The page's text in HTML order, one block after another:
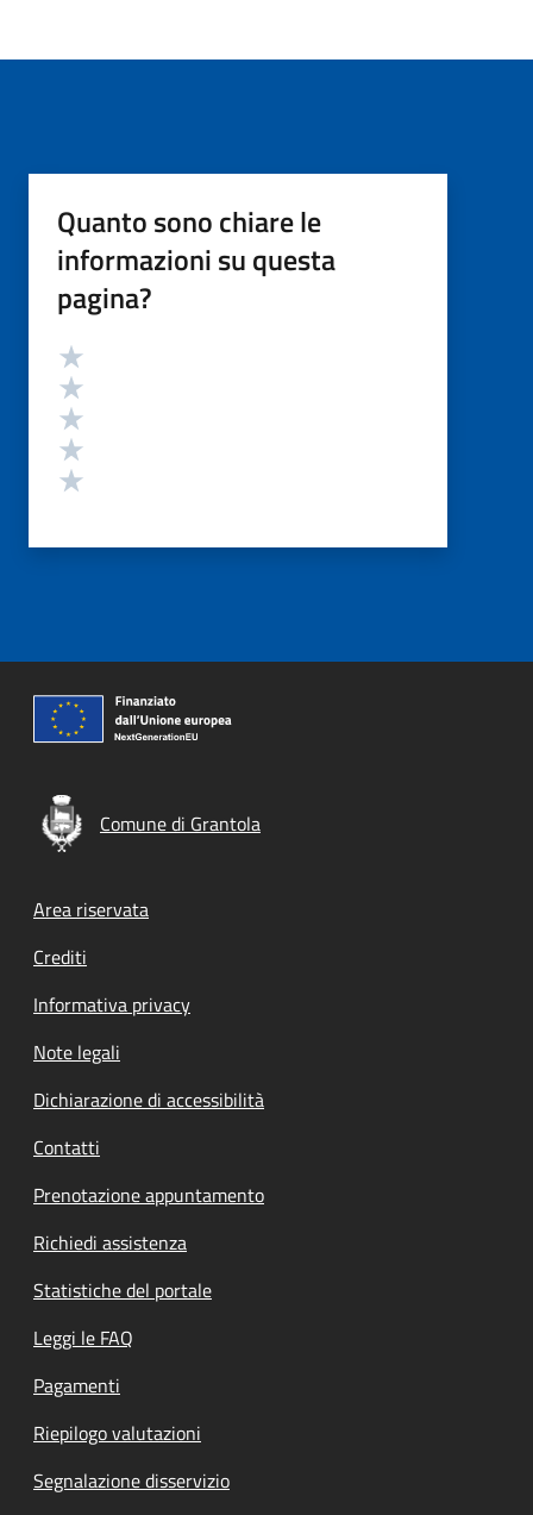
Quanto sono chiare le
informazioni su questa
pagina?
Valutazione
Comune di Grantola
Footer menu
Area riservata
Crediti
Informativa privacy
Note legali
Dichiarazione di accessibilità
Contatti
Prenotazione appuntamento
Richiedi assistenza
Statistiche del portale
Leggi le FAQ
Pagamenti
Riepilogo valutazioni
Segnalazione disservizio